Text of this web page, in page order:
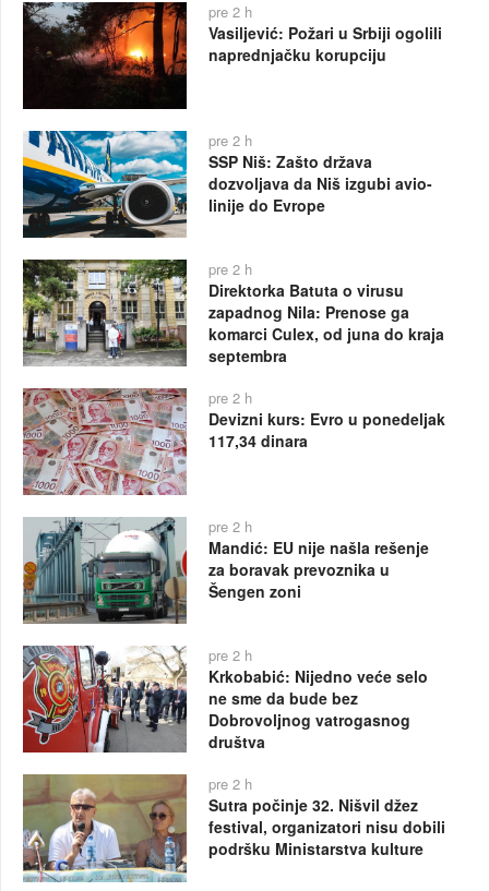
pre 2 h
Vasiljević: Požari u Srbiji ogolili
naprednjačku korupciju
pre 2 h
SSP Niš: Zašto država
dozvoljava da Niš izgubi avio-
linije do Evrope
pre 2 h
Direktorka Batuta o virusu
zapadnog Nila: Prenose ga
komarci Culex, od juna do kraja
septembra
pre 2 h
Devizni kurs: Evro u ponedeljak
117,34 dinara
pre 2 h
Mandić: EU nije našla rešenje
za boravak prevoznika u
Šengen zoni
pre 2 h
Krkobabić: Nijedno veće selo
ne sme da bude bez
Dobrovoljnog vatrogasnog
društva
pre 2 h
Sutra počinje 32. Nišvil džez
festival, organizatori nisu dobili
podršku Ministarstva kulture